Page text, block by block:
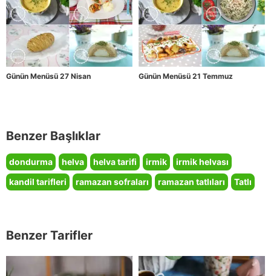
Günün Menüsü 27 Nisan Günün Menüsü 21 Temmuz
Benzer Başlıklar
dondurma helva helva tarifi irmik
irmik helvası
kandil tarifleri
ramazan sofraları ramazan tatlıları Tatlı
Benzer Tarifler